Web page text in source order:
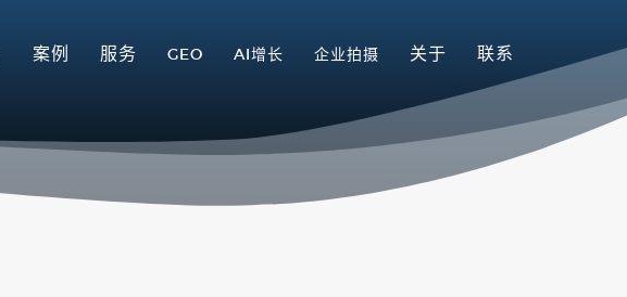
案例 服务 GEO AI增长 企业拍摄 关于 联系